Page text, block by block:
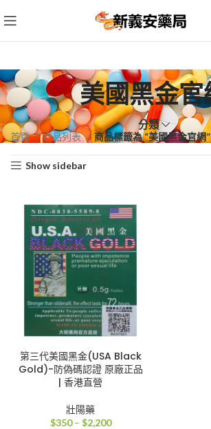
美國黑金官
分類
首頁 商品列表 商品標籤為 “美國黑金官網”
Show sidebar
第三代美國黑金(USA Black
Gold)-防偽碼認證 原廠正品
| 香港直營
壯陽藥
$350 – $2,200價